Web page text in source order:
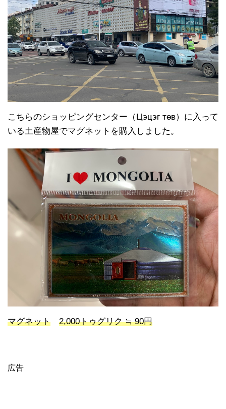
こちらのショッピングセンター（Цэцэг төв）に入って
いる土産物屋でマグネットを購入しました。
マグネット 2,000トゥグリク ≒ 90円
広告